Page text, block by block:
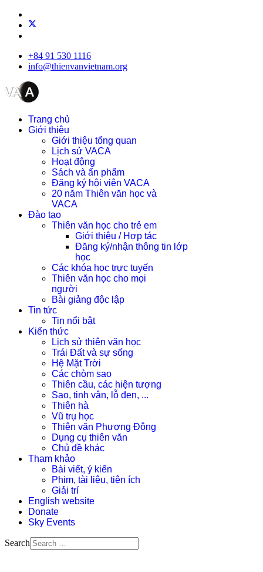
+84 91 530 1116
info@thienvanvietnam.org
Trang chủ
Giới thiệu
Giới thiệu tổng quan
Lịch sử VACA
Hoạt động
Sách và ấn phẩm
Đăng ký hội viên VACA
20 năm Thiên văn học và
VACA
Đào tạo
Thiên văn học cho trẻ em
Giới thiệu / Hợp tác
Đăng ký/nhận thông tin lớp
học
Các khóa học trực tuyến
Thiên văn học cho mọi
người
Bài giảng độc lập
Tin tức
Tin nổi bật
Kiến thức
Lịch sử thiên văn học
Trái Đất và sự sống
Hệ Mặt Trời
Các chòm sao
Thiên cầu, các hiện tượng
Sao, tinh vân, lỗ đen, ...
Thiên hà
Vũ trụ học
Thiên văn Phương Đông
Dụng cụ thiên văn
Chủ đề khác
Tham khảo
Bài viết, ý kiến
Phim, tài liệu, tiện ích
Giải trí
English website
Donate
Sky Events
Search